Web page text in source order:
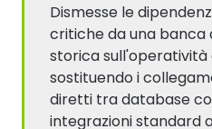
Dismesse le
critiche da una banca
storica sull'operatività
sostituendo i
diretti tra database
integrazioni standard